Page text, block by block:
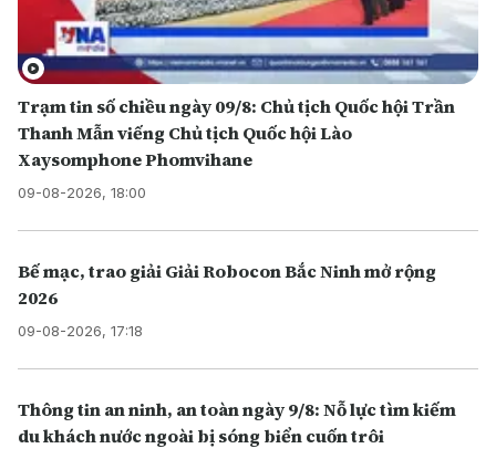
Trạm tin số chiều ngày 09/8: Chủ tịch Quốc hội Trần
Thanh Mẫn viếng Chủ tịch Quốc hội Lào
Xaysomphone Phomvihane
09-08-2026, 18:00
Bế mạc, trao giải Giải Robocon Bắc Ninh mở rộng
2026
09-08-2026, 17:18
Thông tin an ninh, an toàn ngày 9/8: Nỗ lực tìm kiếm
du khách nước ngoài bị sóng biển cuốn trôi